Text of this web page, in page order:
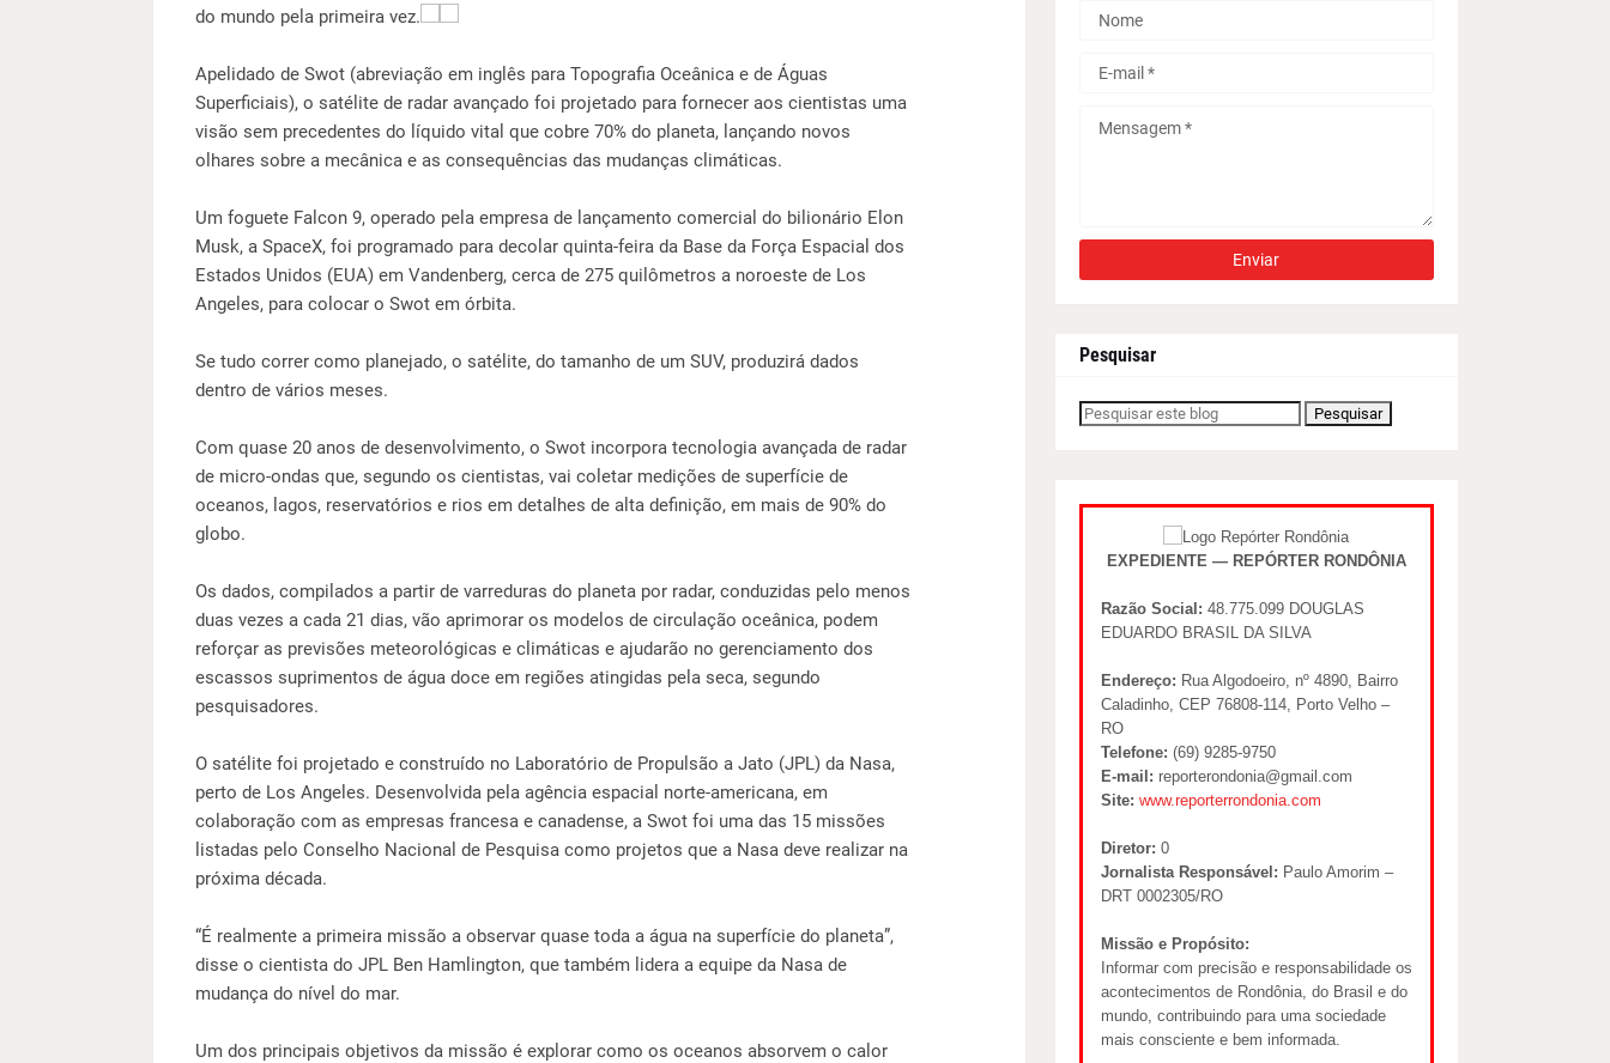
do mundo pela primeira vez.
Apelidado de Swot (abreviação em inglês para Topografia Oceânica e de Águas
Superficiais), o satélite de radar avançado foi projetado para fornecer aos cientistas uma
visão sem precedentes do líquido vital que cobre 70% do planeta, lançando novos
olhares sobre a mecânica e as consequências das mudanças climáticas.
Um foguete Falcon 9, operado pela empresa de lançamento comercial do bilionário Elon
Musk, a SpaceX, foi programado para decolar quinta-feira da Base da Força Espacial dos
Estados Unidos (EUA) em Vandenberg, cerca de 275 quilômetros a noroeste de Los
Angeles, para colocar o Swot em órbita.
Se tudo correr como planejado, o satélite, do tamanho de um SUV, produzirá dados
dentro de vários meses.
Com quase 20 anos de desenvolvimento, o Swot incorpora tecnologia avançada de radar
de micro-ondas que, segundo os cientistas, vai coletar medições de superfície de
oceanos, lagos, reservatórios e rios em detalhes de alta definição, em mais de 90% do
globo.
Os dados, compilados a partir de varreduras do planeta por radar, conduzidas pelo menos
duas vezes a cada 21 dias, vão aprimorar os modelos de circulação oceânica, podem
reforçar as previsões meteorológicas e climáticas e ajudarão no gerenciamento dos
escassos suprimentos de água doce em regiões atingidas pela seca, segundo
pesquisadores.
O satélite foi projetado e construído no Laboratório de Propulsão a Jato (JPL) da Nasa,
perto de Los Angeles. Desenvolvida pela agência espacial norte-americana, em
colaboração com as empresas francesa e canadense, a Swot foi uma das 15 missões
listadas pelo Conselho Nacional de Pesquisa como projetos que a Nasa deve realizar na
próxima década.
“É realmente a primeira missão a observar quase toda a água na superfície do planeta”,
disse o cientista do JPL Ben Hamlington, que também lidera a equipe da Nasa de
mudança do nível do mar.
Um dos principais objetivos da missão é explorar como os oceanos absorvem o calor
Pesquisar
EXPEDIENTE — REPÓRTER RONDÔNIA
Razão Social: 48.775.099 DOUGLAS
EDUARDO BRASIL DA SILVA
Endereço: Rua Algodoeiro, nº 4890, Bairro
Caladinho, CEP 76808-114, Porto Velho –
RO
Telefone: (69) 9285-9750
E-mail: reporterondonia@gmail.com
Site: www.reporterrondonia.com
Diretor: 0
Jornalista Responsável: Paulo Amorim –
DRT 0002305/RO
Missão e Propósito:
Informar com precisão e responsabilidade os
acontecimentos de Rondônia, do Brasil e do
mundo, contribuindo para uma sociedade
mais consciente e bem informada.